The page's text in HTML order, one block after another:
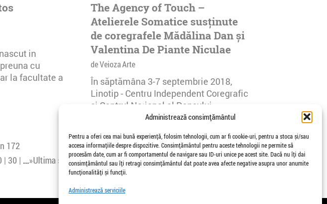
Administrează consimțământul
Pentru a oferi cea mai bună experiență, folosim tehnologii, cum ar fi cookie-uri, pentru a stoca și/sau
accesa informațiile despre dispozitive. Consimțământul pentru aceste tehnologii ne permite să
procesăm date, cum ar fi comportamentul de navigare sau ID-uri unice pe acest site. Dacă nu îți dai
consimțământul sau îți retragi consimțământul dat poate avea afecte negative asupra unor anumite
funcționalități și funcții.
Administrează serviciile
in
cu
la facultate a
The Agency of Touch –
Atelierele Somatice susținute
de coregrafele Mădălina Dan și
Valentina De Piante Niculae
de Veioza Arte
În săptămâna 3-7 septembrie 2018,
Linotip - Centru Independent Coregrafic
și Centrul Național al Dansului
26 afisari | 0 comentarii
172
30 ...»Ultima »